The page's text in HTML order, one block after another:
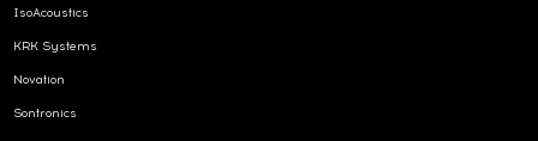
IsoAcoustics
KRK Systems
Novation
Sontronics